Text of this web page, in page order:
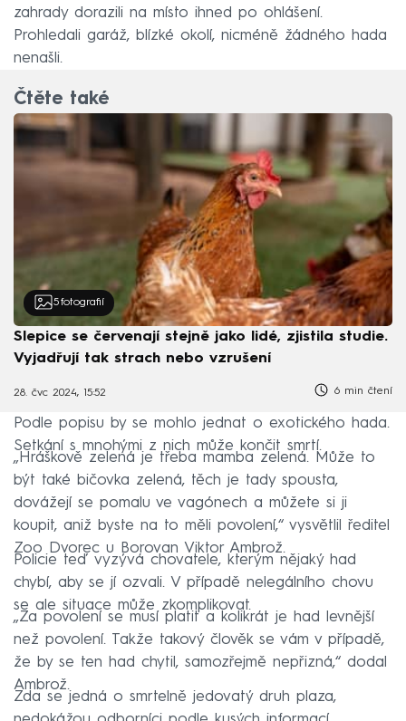
zahrady dorazili na místo ihned po ohlášení.
Prohledali garáž, blízké okolí, nicméně žádného hada
nenašli.
Čtěte také
5 fotografií
Slepice se červenají stejně jako lidé, zjistila studie.
Vyjadřují tak strach nebo vzrušení
28. čvc 2024, 15:52 6 min čtení
Podle popisu by se mohlo jednat o exotického hada.
Setkání s mnohými z nich může končit smrtí.
„Hráškově zelená je třeba mamba zelená. Může to
být také bičovka zelená, těch je tady spousta,
dovážejí se pomalu ve vagónech a můžete si ji
koupit, aniž byste na to měli povolení,“ vysvětlil ředitel
Zoo Dvorec u Borovan Viktor Ambrož.
Policie teď vyzývá chovatele, kterým nějaký had
chybí, aby se jí ozvali. V případě nelegálního chovu
se ale situace může zkomplikovat.
„Za povolení se musí platit a kolikrát je had levnější
než povolení. Takže takový člověk se vám v případě,
že by se ten had chytil, samozřejmě nepřizná,“ dodal
Ambrož.
Zda se jedná o smrtelně jedovatý druh plaza,